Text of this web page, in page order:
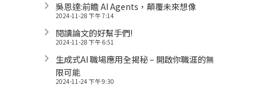
吳恩達:前瞻 AI Agents，顛覆未來想像
2024-11-28 下午 7:14
閱讀論文的好幫手們!
2024-11-28 下午 6:51
生成式AI 職場應用全揭秘 – 開啟你職涯的無
限可能
2024-11-24 下午 9:30